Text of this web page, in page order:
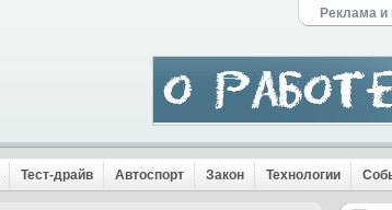
Реклама и
Тест-драйв Автоспорт Закон Технологии